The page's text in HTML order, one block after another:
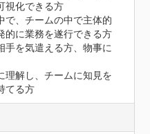
視化できる方
で、チームの中で主体的
的に業務を遂行できる方
手を気遣える方、物事に
理解し、チームに知見を
てる方